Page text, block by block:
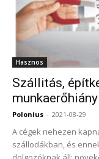
Hasznos
Szállitás,
Polonius - 2021-08-29
A cégek nehezen
szállodákban, és